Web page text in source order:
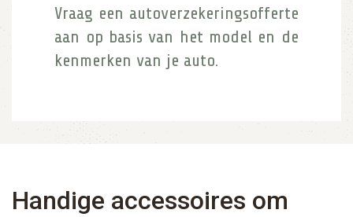
Vraag een autoverzekeringsofferte
aan op basis van het model en de
kenmerken van je auto.
Handige accessoires om